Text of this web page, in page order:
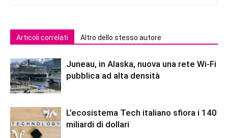
Articoli correlati Altro dello stesso autore
Juneau, in Alaska, nuova una rete Wi-Fi
pubblica ad alta densità
L’ecosistema Tech italiano sfiora i 140
miliardi di dollari